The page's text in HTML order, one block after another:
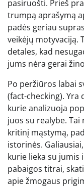
pasiruošti. Prieš
trumpą aprašymą
padės geriau
veikėjų motyvaciją.
detales, kad
jums nėra gerai
Po peržiūros labai
(fact-checking).
kurie analizuoja
juos su realybe.
kritinį mąstymą,
istorinės.
kurie lieka su jumis
pabaigos titrai,
apie žmogaus